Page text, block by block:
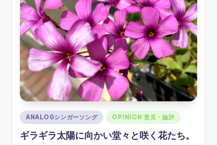
Posted
in
ANALOGシンガーソング OPINION 意見・論評
ギラギラ太陽に向かい堂々と咲く花たち。